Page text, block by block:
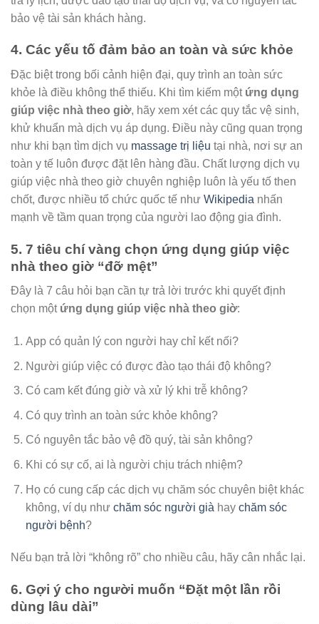
bảo vệ tài sản khách hàng.
4. Các yếu tố đảm bảo an toàn và sức khỏe
Đặc biệt trong bối cảnh hiện đại, quy trình an toàn sức
khỏe là điều không thể thiếu. Khi tìm kiếm một ứng dụng
giúp việc nhà theo giờ, hãy xem xét các quy tắc vệ sinh,
khử khuẩn mà dịch vụ áp dụng. Điều này cũng quan trọng
như khi bạn tìm dịch vụ massage trị liệu tại nhà, nơi sự an
toàn y tế luôn được đặt lên hàng đầu. Chất lượng dịch vụ
giúp việc nhà theo giờ chuyên nghiệp luôn là yếu tố then
chốt, được nhiều tổ chức quốc tế như Wikipedia nhấn
mạnh về tầm quan trọng của người lao động gia đình.
5. 7 tiêu chí vàng chọn ứng dụng giúp việc
nhà theo giờ “đỡ mệt”
Đây là 7 câu hỏi bạn cần tự trả lời trước khi quyết định
chọn một ứng dụng giúp việc nhà theo giờ:
App có quản lý con người hay chỉ kết nối?
Người giúp việc có được đào tạo thái độ không?
Có cam kết đúng giờ và xử lý khi trễ không?
Có quy trình an toàn sức khỏe không?
Có nguyên tắc bảo vệ đồ quý, tài sản không?
Khi có sự cố, ai là người chịu trách nhiệm?
Họ có cung cấp các dịch vụ chăm sóc chuyên biệt khác
không, ví dụ như chăm sóc người già hay chăm sóc
người bệnh?
Nếu bạn trả lời “không rõ” cho nhiều câu, hãy cân nhắc lại.
6. Gợi ý cho người muốn “Đặt một lần rồi
dùng lâu dài”